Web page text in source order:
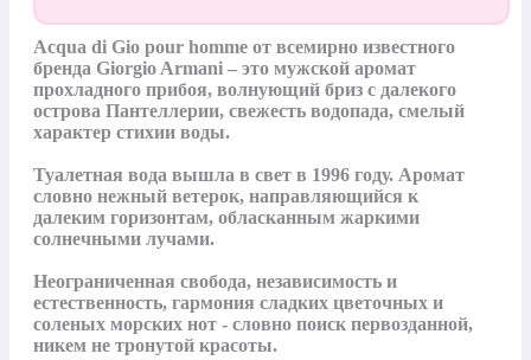
Acqua di Gio pour homme от всемирно известного
бренда Giorgio Armani – это мужской аромат
прохладного прибоя, волнующий бриз с далекого
острова Пантеллерии, свежесть водопада, смелый
характер стихии воды.
Туалетная вода вышла в свет в 1996 году. Аромат
словно нежный ветерок, направляющийся к
далеким горизонтам, обласканным жаркими
солнечными лучами.
Неограниченная свобода, независимость и
естественность, гармония сладких цветочных и
соленых морских нот - словно поиск первозданной,
никем не тронутой красоты.